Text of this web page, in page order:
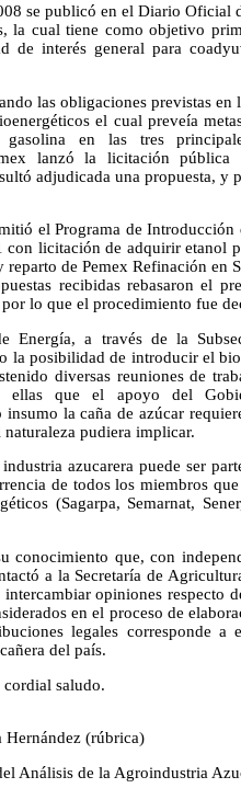
se publicó en el Diario Oficial
la cual tiene como objetivo
de interés general para
las obligaciones previstas en
el cual preveía
en las tres
lanzó la licitación
adjudicada una propuesta, y
el Programa de
licitación de adquirir etanol
reparto de Pemex Refinación en
recibidas rebasaron el
lo que el procedimiento fue
Energía, a través de la
la posibilidad de introducir el
diversas reuniones de
ellas que el apoyo del
la caña de azúcar
pudiera implicar.
azucarera puede ser
de todos los miembros
(Sagarpa, Semarnat,
conocimiento que, con
a la Secretaría de
opiniones respecto
en el proceso de
legales corresponde a
del país.
cordial saludo.
Hernández (rúbrica)
Análisis de la Agroindustria